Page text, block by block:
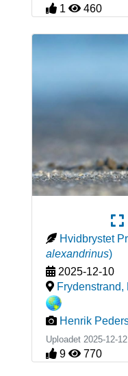
1 460
Hvidbrystet
alexandrinus)
2025-12-10
Frydenstrand,
Henrik
Uploadet 2025-12-
9 770